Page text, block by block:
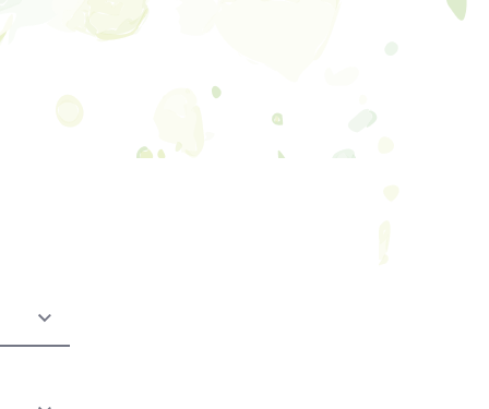
rodzinna
Trening Umiejętności Społecznych dla dzieci i